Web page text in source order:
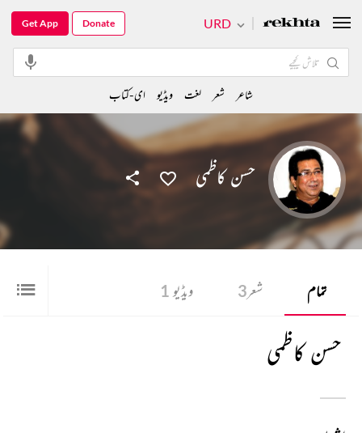
حسن کاظمی
تمام شعر3 ویڈیو 1
حسن کاظمی
URD
Get App Donate
شاعر شعر لغت ویڈیو ای-کتاب